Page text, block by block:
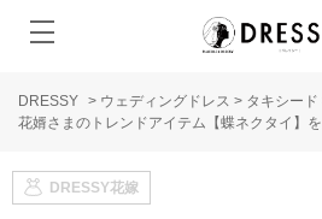
DRESSY > ウェディングドレス > タキシード
花婿さまのトレンドアイテム【蝶ネクタイ】
DRESSY花嫁